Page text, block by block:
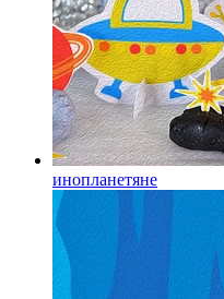
инопланетяне